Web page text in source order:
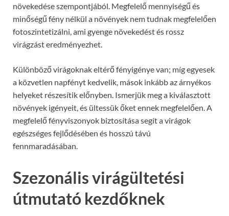
növekedése szempontjából. Megfelelő mennyiségű és
minőségű fény nélkül a növények nem tudnak megfelelően
fotoszintetizálni, ami gyenge növekedést és rossz
virágzást eredményezhet.
Különböző virágoknak eltérő fényigénye van; míg egyesek
a közvetlen napfényt kedvelik, mások inkább az árnyékos
helyeket részesítik előnyben. Ismerjük meg a kiválasztott
növények igényeit, és ültessük őket ennek megfelelően. A
megfelelő fényviszonyok biztosítása segít a virágok
egészséges fejlődésében és hosszú távú
fennmaradásában.
Szezonális virágültetési
útmutató kezdőknek